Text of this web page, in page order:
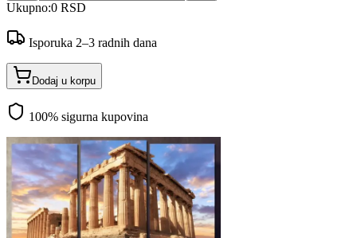
Ukupno:0 RSD
Isporuka 2–3 radnih dana
Dodaj u korpu
100% sigurna kupovina